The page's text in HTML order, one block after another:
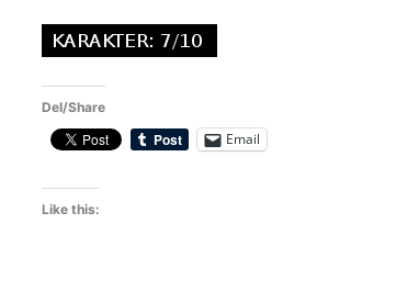
Del/Share
Email
Like this: